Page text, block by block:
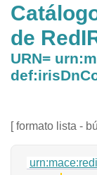
de
URN=
[ formato lista -